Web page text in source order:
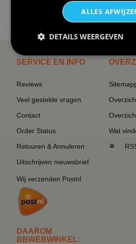
€24,95
I love korfbal t-shirt
SERVICE EN INFO
Reviews
Veel gestelde vragen
Contact
Order Status
Retouren & Annuleren
Uitschrijven nieuwsbrief
Wij verzenden Postnl
DAAROM
BBWEBWINKEL:
Wat
ALLES
DETAILS WEERGEVEN